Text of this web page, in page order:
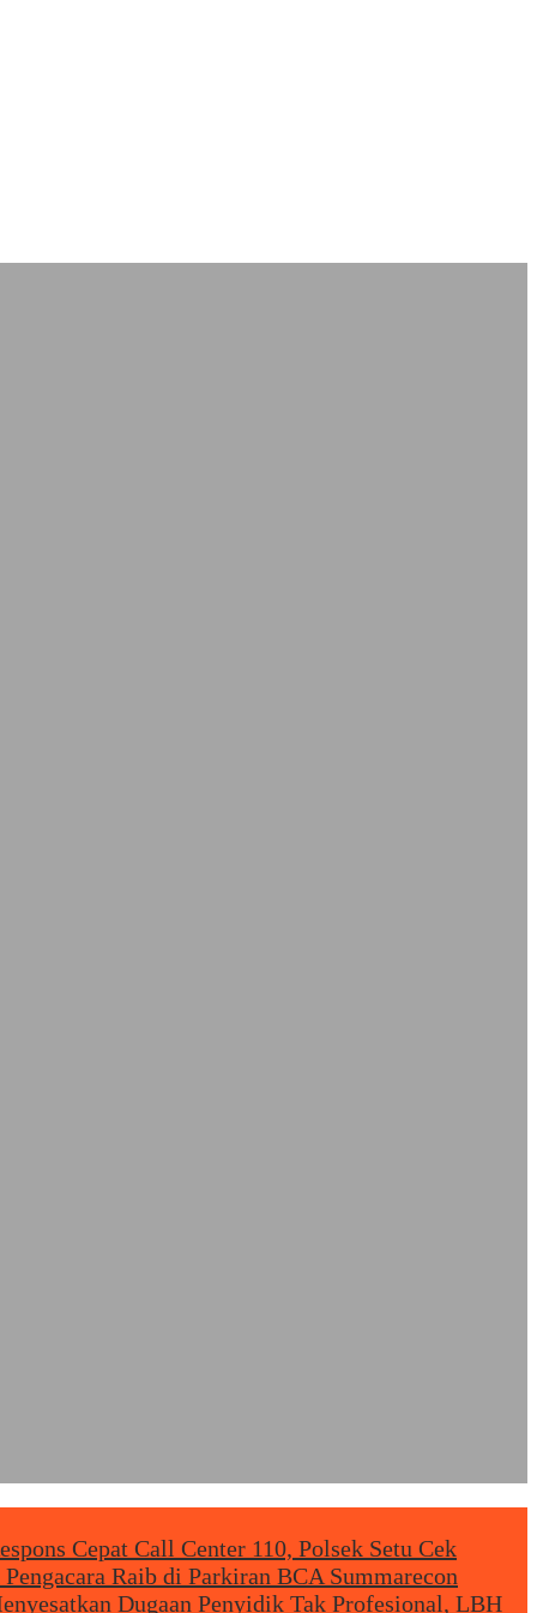
Cepat Call Center 110, Polsek Setu Cek
Raib di Parkiran BCA Summarecon
Dugaan Penyidik Tak Profesional, LBH